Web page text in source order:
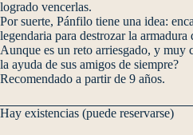
logrado vencerlas.
Por suerte, Pánfilo tiene una idea:
legendaria para destrozar la armadura
Aunque es un reto arriesgado, y muy
la ayuda de sus amigos de siempre?
Recomendado a partir de 9 años.
Hay existencias (puede reservarse)